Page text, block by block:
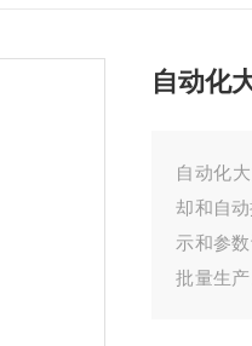
自动化
自动化
却和自
示和参
批量生